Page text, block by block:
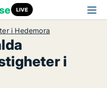
LIVE
i Hedemora
i